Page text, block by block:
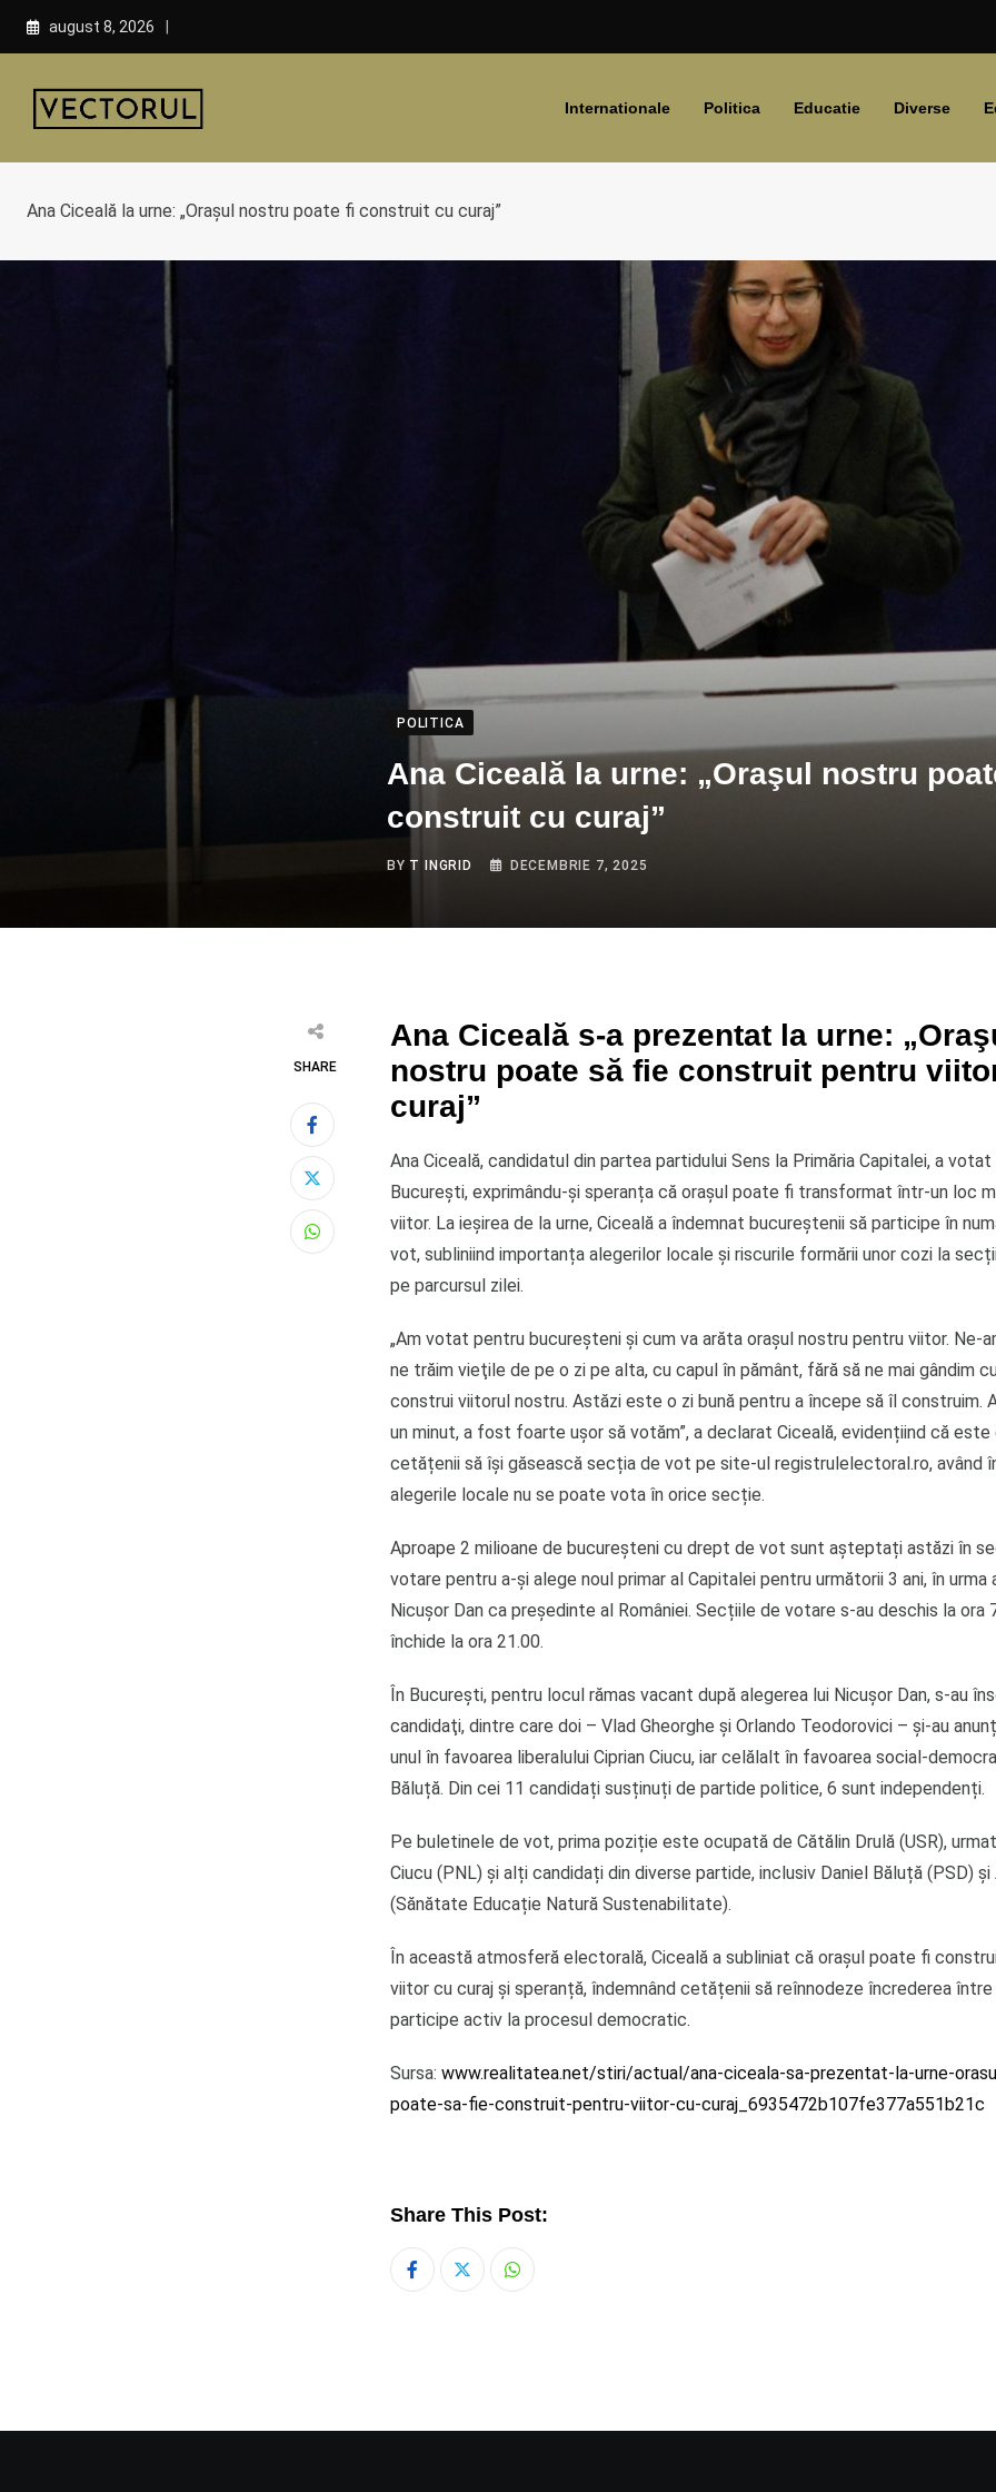
Skip
august 8, 2026
Internationale Politica Educatie Diverse
Ana Ciceală la urne: „Oraşul nostru poate fi construit cu curaj”
POLITICA
Ana Ciceală la urne: „Oraşul nostru
construit cu curaj”
BY T INGRID DECEMBRIE 7, 2025
SHARE
Whatsapp
Ana Ciceală s-a prezentat la urne:
nostru poate să fie construit pentru
curaj”
Ana Ciceală, candidatul din partea partidului Sens la Primăria Capitalei, a
București, exprimându-și speranța că orașul poate fi transformat într-un loc
viitor. La ieșirea de la urne, Ciceală a îndemnat bucureștenii să participe în
vot, subliniind importanța alegerilor locale și riscurile formării unor cozi la
pe parcursul zilei.
„Am votat pentru bucureşteni şi cum va arăta oraşul nostru pentru viitor. Ne-
ne trăim vieţile de pe o zi pe alta, cu capul în pământ, fără să ne mai gândim
construi viitorul nostru. Astăzi este o zi bună pentru a începe să îl construim.
un minut, a fost foarte uşor să votăm”, a declarat Ciceală, evidențiind că
cetățenii să își găsească secția de vot pe site-ul registrulelectoral.ro, având
alegerile locale nu se poate vota în orice secție.
Aproape 2 milioane de bucureșteni cu drept de vot sunt așteptați astăzi în
votare pentru a-și alege noul primar al Capitalei pentru următorii 3 ani, în urma
Nicușor Dan ca președinte al României. Secțiile de votare s-au deschis la ora
închide la ora 21.00.
În Bucureşti, pentru locul rămas vacant după alegerea lui Nicuşor Dan, s-au
candidaţi, dintre care doi – Vlad Gheorghe și Orlando Teodorovici – și-au
unul în favoarea liberalului Ciprian Ciucu, iar celălalt în favoarea social-
Băluță. Din cei 11 candidați susținuți de partide politice, 6 sunt independenți.
Pe buletinele de vot, prima poziție este ocupată de Cătălin Drulă (USR),
Ciucu (PNL) și alți candidați din diverse partide, inclusiv Daniel Băluță (PSD) și
(Sănătate Educație Natură Sustenabilitate).
În această atmosferă electorală, Ciceală a subliniat că orașul poate fi
viitor cu curaj și speranță, îndemnând cetățenii să reînnodeze încrederea între
participe activ la procesul democratic.
Sursa: www.realitatea.net/stiri/actual/ana-ciceala-sa-prezentat-la-urne-
poate-sa-fie-construit-pentru-viitor-cu-curaj_6935472b107fe377a551b21c
Share This Post:
Whatsapp